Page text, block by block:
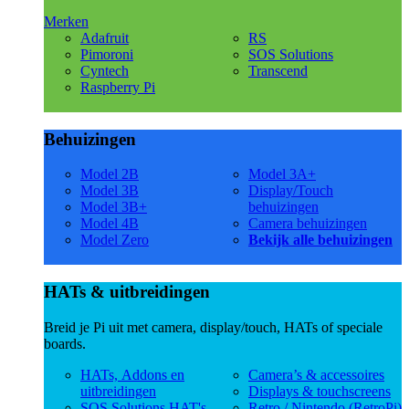
Merken
Adafruit
Pimoroni
Cyntech
Raspberry Pi
RS
SOS Solutions
Transcend
Behuizingen
Model 2B
Model 3B
Model 3B+
Model 4B
Model Zero
Model 3A+
Display/Touch
behuizingen
Camera behuizingen
Bekijk alle behuizingen
HATs & uitbreidingen
Breid je Pi uit met camera, display/touch, HATs of speciale
boards.
HATs, Addons en
uitbreidingen
Camera’s & accessoires
Displays & touchscreens